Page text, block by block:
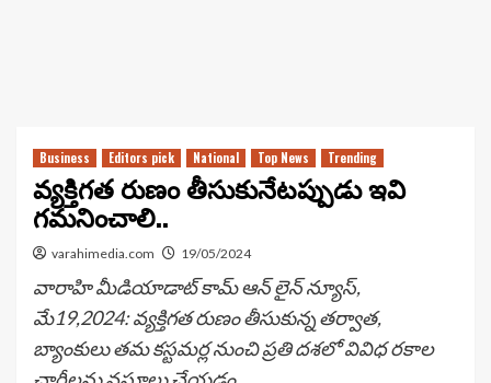
Business Editors pick National Top News Trending
వ్యక్తిగత రుణం తీసుకునేటప్పుడు ఇవి
గమనించాలి..
varahimedia.com 19/05/2024
వారాహి మీడియాడాట్ కామ్ ఆన్ లైన్ న్యూస్,
మే19,2024: వ్యక్తిగత రుణం తీసుకున్న తర్వాత,
బ్యాంకులు తమ కస్టమర్ల నుంచి ప్రతి దశలో వివిధ రకాల